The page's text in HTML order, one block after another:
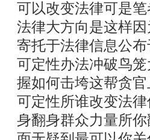
可以改变法律可是
法律大方向是这样
寄托于法律信息公
可定性办法冲破鸟
握如何击垮这帮贪
可定性所谁改变法
身翻身群众力量所